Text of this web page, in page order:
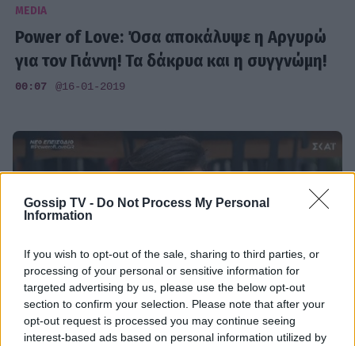
Gossip TV - Do Not Process My Personal
Information
If you wish to opt-out of the sale, sharing to third parties, or
processing of your personal or sensitive information for
targeted advertising by us, please use the below opt-out
section to confirm your selection. Please note that after your
opt-out request is processed you may continue seeing
interest-based ads based on personal information utilized by
MEDIA
Power of Love: Όσα αποκάλυψε η Αργυρώ
για τον Γιάννη! Τα δάκρυα και η συγγνώμη!
00:07 @16-01-2019